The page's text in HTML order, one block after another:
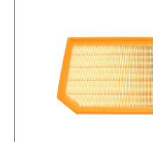
Škoda Modellen Unser
vermeiden, bieten wir
Bestellung oder in der
Fahrgestellnummer(Bsp.
Ihres Fahrzeugs